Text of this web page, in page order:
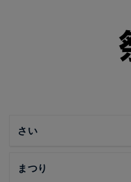
さい
まつり